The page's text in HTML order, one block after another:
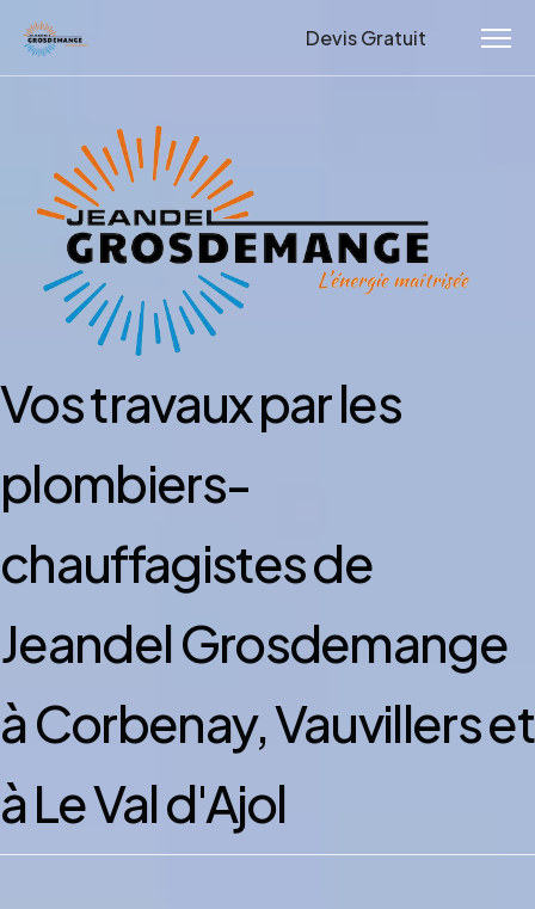
Devis Gratuit
Vos travaux par les
plombiers-
chauffagistes de
Jeandel Grosdemange
à Corbenay, Vauvillers et
à Le Val d'Ajol